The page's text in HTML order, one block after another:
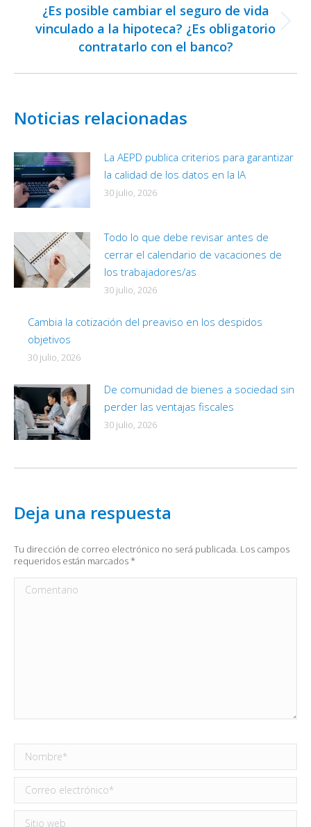
Publicación
siguiente:
¿Es posible cambiar el seguro de vida
vinculado a la hipoteca? ¿Es obligatorio
contratarlo con el banco?
Noticias relacionadas
La AEPD publica criterios para garantizar
la calidad de los datos en la IA
30 julio, 2026
Todo lo que debe revisar antes de
cerrar el calendario de vacaciones de
los trabajadores/as
30 julio, 2026
Cambia la cotización del preaviso en los despidos
objetivos
30 julio, 2026
De comunidad de bienes a sociedad sin
perder las ventajas fiscales
30 julio, 2026
Deja una respuesta
Tu dirección de correo electrónico no será publicada. Los campos
requeridos están marcados*
Comentario
Nombre *
Correo electrónico *
Sitio web